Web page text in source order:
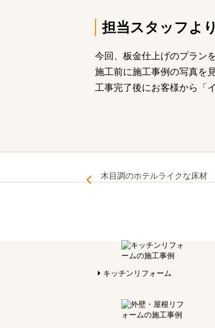
担当スタッフよ
今回、板金仕上げのプラン
施工前に施工事例の写真を
工事完了後にお客様から「
木目調のホテルライクな床材
キッチンリフォーム